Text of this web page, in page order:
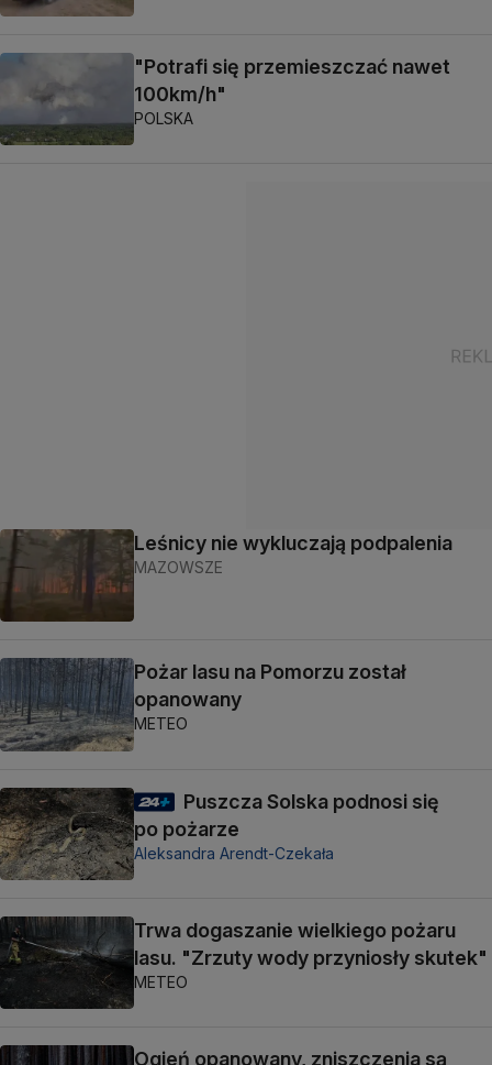
"Potrafi się przemieszczać nawet
100km/h"
POLSKA
Leśnicy nie wykluczają podpalenia
MAZOWSZE
Pożar lasu na Pomorzu został
opanowany
METEO
Puszcza Solska podnosi się
po pożarze
Aleksandra Arendt-Czekała
Trwa dogaszanie wielkiego pożaru
lasu. "Zrzuty wody przyniosły skutek"
METEO
Ogień opanowany, zniszczenia są